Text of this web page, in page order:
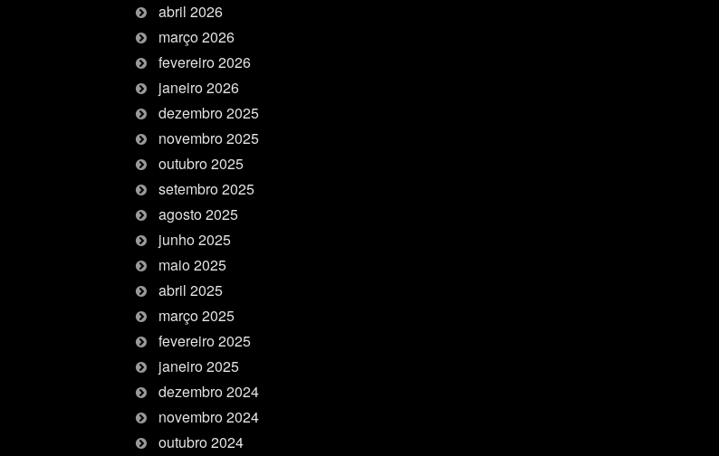
abril 2026
março 2026
fevereiro 2026
janeiro 2026
dezembro 2025
novembro 2025
outubro 2025
setembro 2025
agosto 2025
junho 2025
maio 2025
abril 2025
março 2025
fevereiro 2025
janeiro 2025
dezembro 2024
novembro 2024
outubro 2024